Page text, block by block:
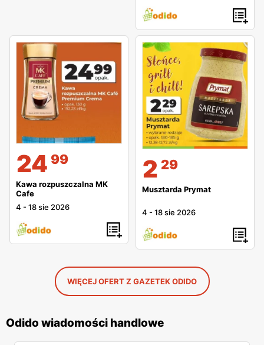
24 99
Kawa rozpuszczalna MK
Cafe
4 -18 sie 2026
2 29
Musztarda Prymat
4 -18 sie 2026
WIĘCEJ OFERT Z GAZETEK ODIDO
Odido wiadomości handlowe